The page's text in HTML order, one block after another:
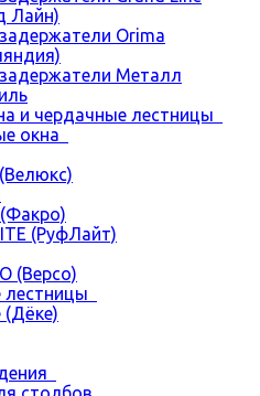
Лайн)
Orima
Металл
и чердачные лестницы
окна
(РуфЛайт)
(Версо)
лестницы
(Дёке)